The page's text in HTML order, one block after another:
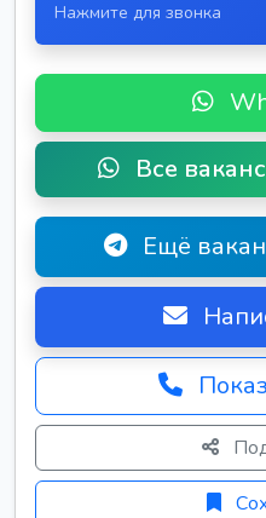
Нажмите для звонка
Все
Ещё